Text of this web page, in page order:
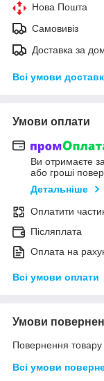
Нова Пошта
Самовивіз
Доставка за
Всі умови
Умови оплати
Ви отримаєте
або гроші
Детальніше
Оплатити
Післяплата
Оплата на
Всі умови оплати
Умови
Повернення
Всі умови